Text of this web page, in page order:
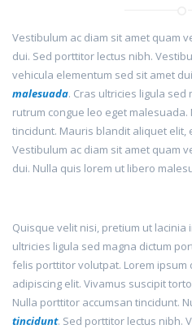
Vestibulum ac diam sit amet quam
dui. Sed porttitor lectus nibh.
vehicula elementum sed sit amet
malesuada. Cras ultricies ligula
rutrum congue leo eget
tincidunt. Mauris blandit aliquet elit,
Vestibulum ac diam sit amet quam
dui. Nulla quis lorem ut libero
Quisque velit nisi, pretium ut lacinia
ultricies ligula sed magna dictum
felis porttitor volutpat. Lorem ipsum
adipiscing elit. Vivamus suscipit
Nulla porttitor accumsan tincidunt.
tincidunt. Sed porttitor lectus nibh.